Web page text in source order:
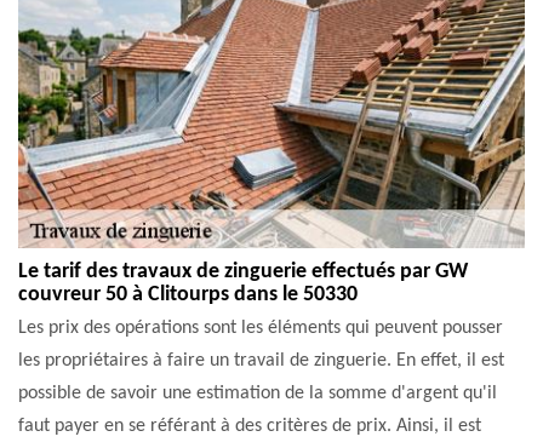
Le tarif des travaux de zinguerie effectués par GW
couvreur 50 à Clitourps dans le 50330
Les prix des opérations sont les éléments qui peuvent pousser
les propriétaires à faire un travail de zinguerie. En effet, il est
possible de savoir une estimation de la somme d'argent qu'il
faut payer en se référant à des critères de prix. Ainsi, il est